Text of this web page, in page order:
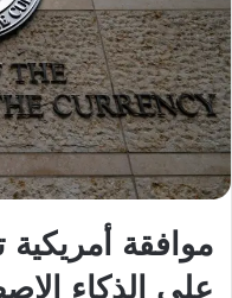
موافقة أمريكية
على الذكاء